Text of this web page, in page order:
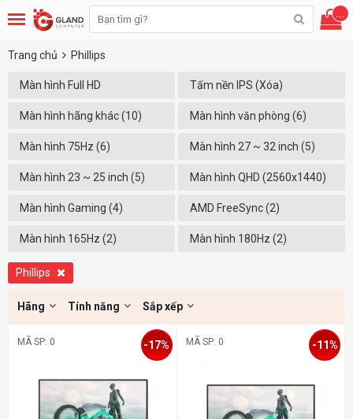
...
Trang chủ Phillips
Màn hình Full HD
(1920x1080) (8)
Tấm nền IPS (Xóa)
Màn hình hãng khác (10) Màn hình văn phòng (6)
Màn hình 75Hz (6) Màn hình 27 ~ 32 inch (5)
Màn hình 23 ~ 25 inch (5) Màn hình QHD (2560x1440)
(2)
Màn hình Gaming (4) AMD FreeSync (2)
Màn hình 165Hz (2) Màn hình 180Hz (2)
Phillips
Hãng Tính năng Sắp xếp
MÃ SP: 0 -17% MÃ SP: 0 -11%